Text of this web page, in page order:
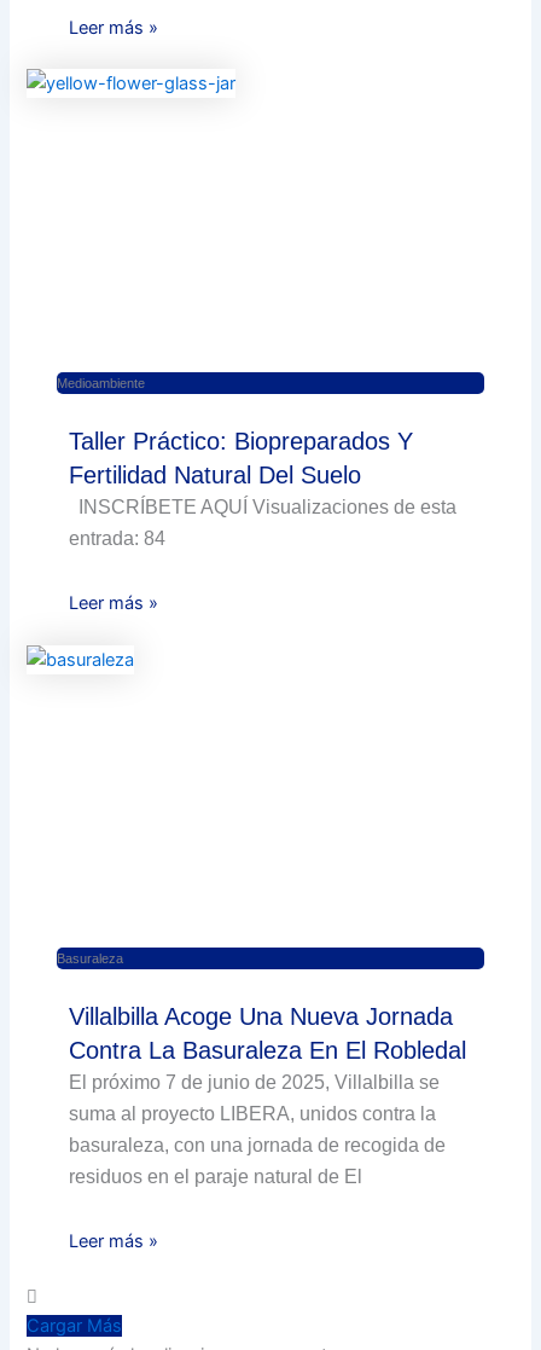
Leer más »
Medioambiente
Taller Práctico: Biopreparados Y
Fertilidad Natural Del Suelo
INSCRÍBETE AQUÍ Visualizaciones de esta
entrada: 84
Leer más »
Basuraleza
Villalbilla Acoge Una Nueva Jornada
Contra La Basuraleza En El Robledal
El próximo 7 de junio de 2025, Villalbilla se
suma al proyecto LIBERA, unidos contra la
basuraleza, con una jornada de recogida de
residuos en el paraje natural de El
Leer más »
Cargar Más